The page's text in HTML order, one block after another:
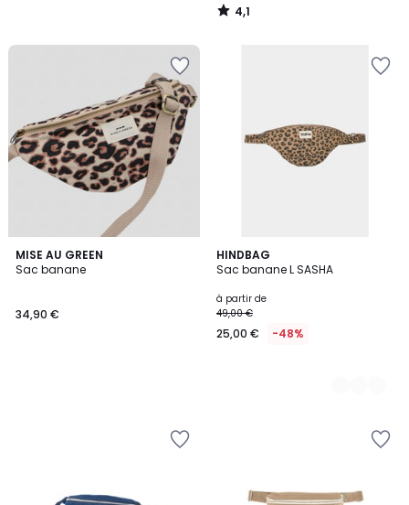
4,1
/
MISE AU GREEN
Sac banane
34,90 €
HINDBAG
Sac banane L SASHA
à partir de
49,00 €
25,00 € -48%
12
Couleurs